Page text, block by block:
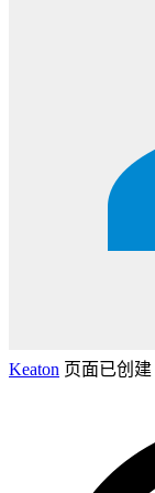
Keaton 页面已创建